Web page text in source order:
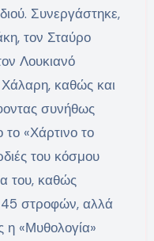
Συνεργάστηκε,
τον Σταύρο
Λουκιανό
καθώς και
συνήθως
«Χάρτινο το
του κόσμου
του, καθώς
45 στροφών, αλλά
η «Μυθολογία»